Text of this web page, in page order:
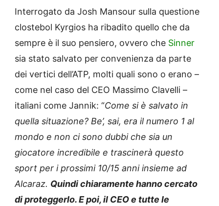
Interrogato da Josh Mansour sulla questione
clostebol Kyrgios ha ribadito quello che da
sempre è il suo pensiero, ovvero che Sinner
sia stato salvato per convenienza da parte
dei vertici dell’ATP, molti quali sono o erano –
come nel caso del CEO Massimo Clavelli –
italiani come Jannik: “Come si è salvato in
quella situazione? Be’, sai, era il numero 1 al
mondo e non ci sono dubbi che sia un
giocatore incredibile e trascinerà questo
sport per i prossimi 10/15 anni insieme ad
Alcaraz. Quindi chiaramente hanno cercato
di proteggerlo. E poi, il CEO e tutte le